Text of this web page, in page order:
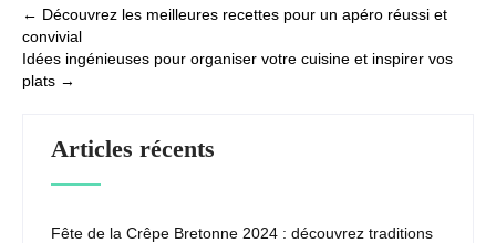
Post
navigation
← Découvrez les meilleures recettes pour un apéro réussi et
convivial
Idées ingénieuses pour organiser votre cuisine et inspirer vos
plats →
Articles récents
Fête de la Crêpe Bretonne 2024 : découvrez traditions